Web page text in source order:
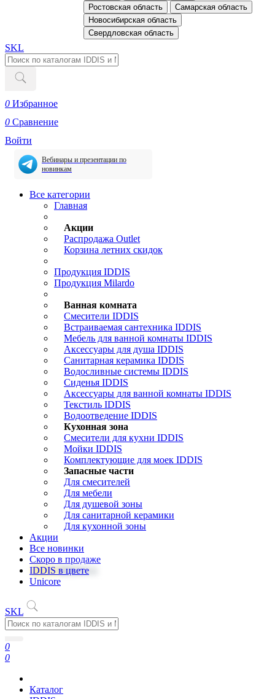
Ростовская область
Самарская область
Новосибирская область
Свердловская область
SKL
0 Избранное
0 Сравнение
Войти
Вебинары и презентации по
новинкам
Все категории
Главная
Акции
Распродажа Outlet
Корзина летних скидок
Продукция IDDIS
Продукция Milardo
Ванная комната
Смесители IDDIS
Встраиваемая сантехника IDDIS
Мебель для ванной комнаты IDDIS
Аксессуары для душа IDDIS
Санитарная керамика IDDIS
Водосливные системы IDDIS
Сиденья IDDIS
Аксессуары для ванной комнаты IDDIS
Текстиль IDDIS
Водоотведение IDDIS
Кухонная зона
Смесители для кухни IDDIS
Мойки IDDIS
Комплектующие для моек IDDIS
Запасные части
Для смесителей
Для мебели
Для душевой зоны
Для санитарной керамики
Для кухонной зоны
Акции
Все новинки
Скоро в продаже
IDDIS в цвете
Unicore
SKL
0
0
Каталог